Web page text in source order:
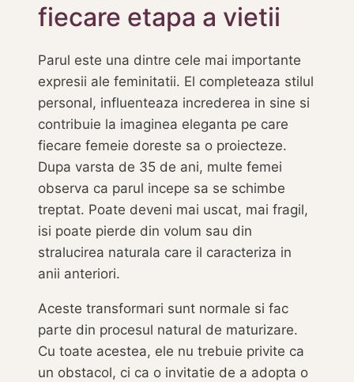
fiecare etapa a vietii
Parul este una dintre cele mai importante
expresii ale feminitatii. El completeaza stilul
personal, influenteaza increderea in sine si
contribuie la imaginea eleganta pe care
fiecare femeie doreste sa o proiecteze.
Dupa varsta de 35 de ani, multe femei
observa ca parul incepe sa se schimbe
treptat. Poate deveni mai uscat, mai fragil,
isi poate pierde din volum sau din
stralucirea naturala care il caracteriza in
anii anteriori.
Aceste transformari sunt normale si fac
parte din procesul natural de maturizare.
Cu toate acestea, ele nu trebuie privite ca
un obstacol, ci ca o invitatie de a adopta o